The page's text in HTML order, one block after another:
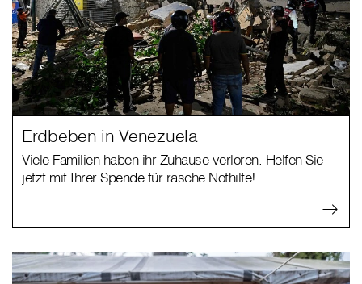
Erdbeben in Venezuela
Viele Familien haben ihr Zuhause verloren. Helfen Sie
jetzt mit Ihrer Spende für rasche Nothilfe!